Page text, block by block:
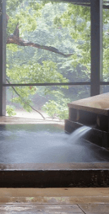
い師さ
ぐして